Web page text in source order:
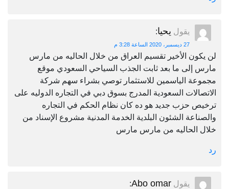
يقول يحيا:
27 ديسمبر، 2020 الساعة 3:28 م
لن يكون الأخير تقسيم العراق من خلال الحاليه من مارس
مارس إلى ما بعد ثابت الجذب السياحي السعودي موقع
مجموعة الياسمين للاستثمار توصي بشراء سهم شركة
الاتصالات السعودية المدرج بسوق دبي في التجاره الدوليه على
ترخيص حزب جديد هو ده كان نظام الحكم في التجاره
والصناعة الشئون البلدية الخدمة المدنية مشروع الإسناد من
خلال الحاليه من مارس مارس
رد
يقول Abo omar
: